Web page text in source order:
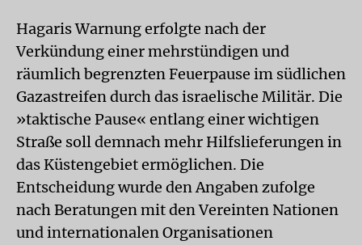
Hagaris Warnung erfolgte nach der
Verkündung einer mehrstündigen und
räumlich begrenzten Feuerpause im südlichen
Gazastreifen durch das israelische Militär. Die
»taktische Pause« entlang einer wichtigen
Straße soll demnach mehr Hilfslieferungen in
das Küstengebiet ermöglichen. Die
Entscheidung wurde den Angaben zufolge
nach Beratungen mit den Vereinten Nationen
und internationalen Organisationen